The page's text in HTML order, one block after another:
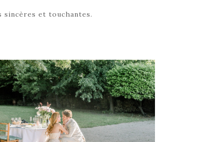
sincères et touchantes.